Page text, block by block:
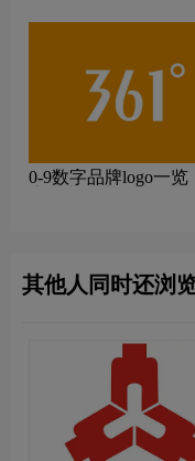
0-9数字品牌logo一览
其他人同时还浏